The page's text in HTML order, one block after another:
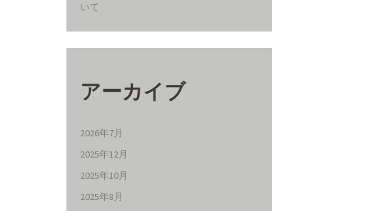
いて
アーカイブ
2026年7月
2025年12月
2025年10月
2025年8月